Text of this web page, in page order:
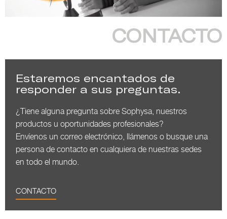
CONTACTO
Estaremos encantados de
responder a sus preguntas.
¿Tiene alguna pregunta sobre Sophysa, nuestros
productos u oportunidades profesionales?
Envíenos un correo electrónico, llámenos o busque una
persona de contacto en cualquiera de nuestras sedes
en todo el mundo.
CONTACTO